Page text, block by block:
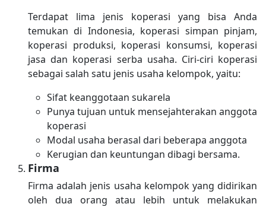
Terdapat lima jenis koperasi yang bisa Anda
temukan di Indonesia, koperasi simpan pinjam,
koperasi produksi, koperasi konsumsi, koperasi
jasa dan koperasi serba usaha. Ciri-ciri koperasi
sebagai salah satu jenis usaha kelompok, yaitu:
Sifat keanggotaan sukarela
Punya tujuan untuk mensejahterakan anggota
koperasi
Modal usaha berasal dari beberapa anggota
Kerugian dan keuntungan dibagi bersama.
Firma
Firma adalah jenis usaha kelompok yang didirikan
oleh dua orang atau lebih untuk melakukan